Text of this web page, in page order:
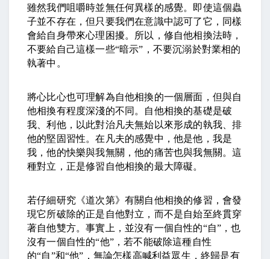
雖然我們咀嚼時並無任何異樣的感覺。即使這個蟲
子並不存在，但只要我們在意識中認可了它，同樣
會給自身帶來心理困擾。所以，修自他相換法時，
不要給自己這樣一些“暗示” ，不要沉溺於對業相的
執著中。
將心比心也可理解為自他相換的一個層面，但與自
他相換有程度深淺的不同。自他相換的基礎是破
我、利他，以此對治凡夫無始以來形成的執我、排
他的堅固習性。在凡夫的感覺中，他是他，我是
我，他的快樂與我無關，他的痛苦也與我無關。這
種對立，正是修習自他相換的最大障礙。
若仔細研究《道次第》有關自他相換的修習，會發
現它所破除的正是自他對立，而不是自始至終貫穿
著自他雙方。事實上，並沒有一個自性的“自” ，也
沒有一個自性的“他” ，若不能破除這種自性
的“自”和“他” ，無論怎樣高喊利益眾生，終歸是有